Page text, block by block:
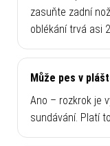
zasuňte zadní
oblékání trvá asi
Může pes v
Ano – rozkrok je
sundávání. Platí